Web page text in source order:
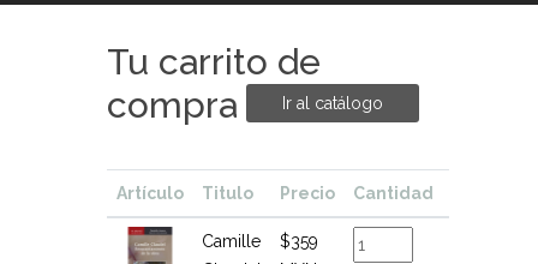
Tu carrito de
compra
Ir al catálogo
Artículo Titulo Precio Cantidad
Camille
$359